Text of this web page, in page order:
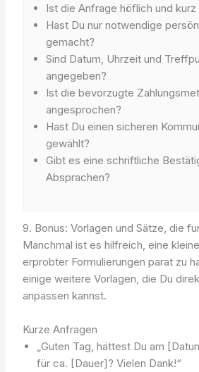
Ist die Anfrage höflich und
Hast Du nur notwendige
gemacht?
Sind Datum, Uhrzeit und
angegeben?
Ist die bevorzugte
angesprochen?
Hast Du einen sicheren
gewählt?
Gibt es eine schriftliche
Absprachen?
9. Bonus: Vorlagen und Sätze, die
Manchmal ist es hilfreich, eine
erprobter Formulierungen parat zu
einige weitere Vorlagen, die Du
anpassen kannst.
Kurze Anfragen
„Guten Tag, hättest Du am
für ca. [Dauer]? Vielen Dank!“